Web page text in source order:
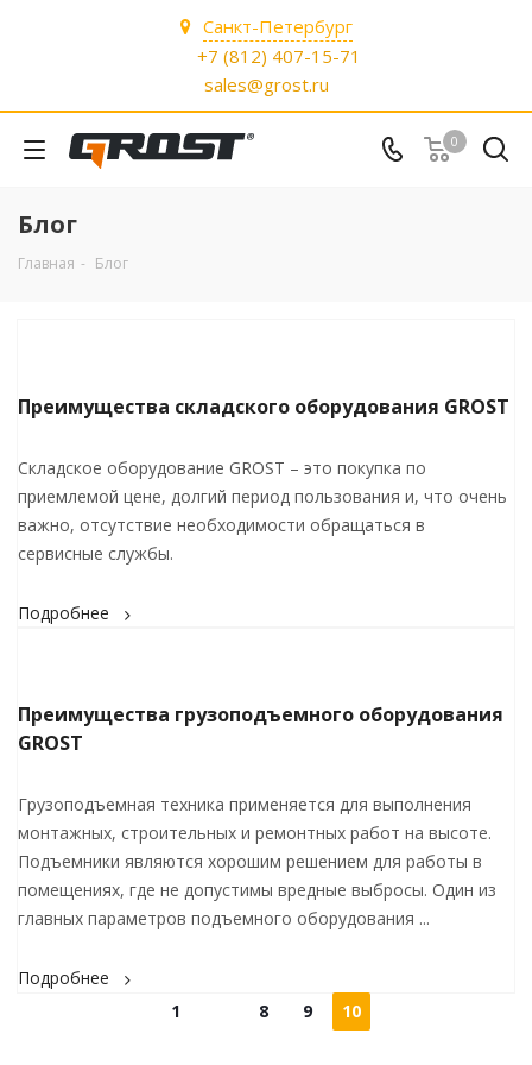
Санкт-Петербург
+7 (812) 407-15-71
sales@grost.ru
0
Блог
Главная - Блог
Преимущества складского оборудования GROST
Складское оборудование GROST – это покупка по
приемлемой цене, долгий период пользования и, что очень
важно, отсутствие необходимости обращаться в
сервисные службы.
Подробнее
Преимущества грузоподъемного оборудования
GROST
Грузоподъемная техника применяется для выполнения
монтажных, строительных и ремонтных работ на высоте.
Подъемники являются хорошим решением для работы в
помещениях, где не допустимы вредные выбросы. Один из
главных параметров подъемного оборудования ...
Подробнее
1
8 9 10